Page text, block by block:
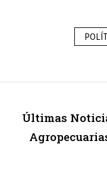
Últimas